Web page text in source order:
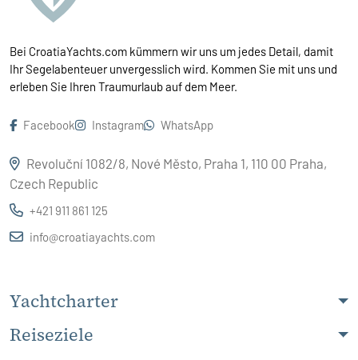
Bei CroatiaYachts.com kümmern wir uns um jedes Detail, damit
Ihr Segelabenteuer unvergesslich wird. Kommen Sie mit uns und
erleben Sie Ihren Traumurlaub auf dem Meer.
Facebook Instagram WhatsApp
Revoluční 1082/8, Nové Město, Praha 1, 110 00 Praha,
Czech Republic
+421 911 861 125
info@croatiayachts.com
Yachtcharter
Reiseziele